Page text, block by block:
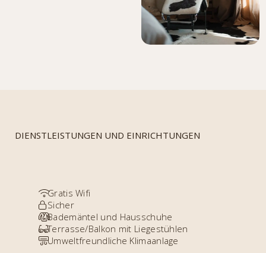
DIENSTLEISTUNGEN UND EINRICHTUNGEN
Gratis Wifi
Sicher
Bademäntel und Hausschuhe
Terrasse/Balkon mit Liegestühlen
Umweltfreundliche Klimaanlage